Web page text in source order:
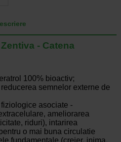
- Catena
100% bioactiv;
semnelor externe de
asociate -
ameliorarea
riduri), intarirea
o mai buna circulatie